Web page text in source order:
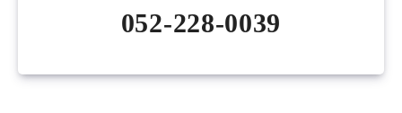
052-228-0039